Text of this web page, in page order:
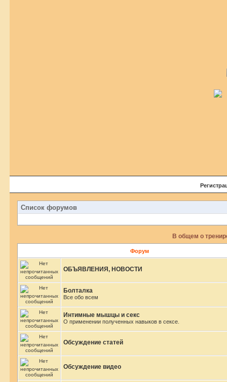
Список форумов
В общем о
Форум
ОБЪЯВЛЕНИЯ, НОВОСТИ
Болталка
Все обо всем
Интимные мышцы и секс
О применении полученных навыков в сексе.
Обсуждение статей
Обсуждение видео